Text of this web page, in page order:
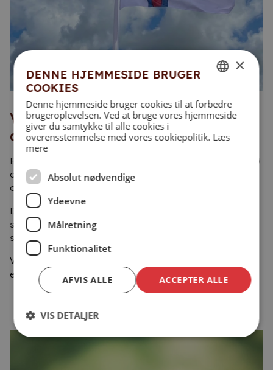
Vísið virðing og samkenslu við
automatiskari flagging
Eins og tað er umráðandi at hátíðarhalda merkisdagar við
at flagga í húnar hátt, er somuleiðis týðandi at vísa virðing
og nýta flaggið, tá ið vit siga farvæl á síðsta sinni.
Deyðanum slepst ikki undan, og við at flagga á hálvari
stong fáa vit sýnt teimum farnu og avvarðandi teirra
samkenslu, virðing og viðurkenning.
Við automatisku flaggstongini hjá Uptimast® ber sjálvandi
eisini til at flagga á hálvari stong.
ENGLISH
×
DENNE HJEMMESIDE BRUGER
COOKIES
Denne hjemmeside bruger cookies til at forbedre
brugeroplevelsen. Ved at bruge vores hjemmeside
giver du samtykke til alle cookies i
overensstemmelse med vores cookiepolitik. Læs
mere
Absolut nødvendige
Ydeevne
Målretning
Funktionalitet
ACCEPTER ALLE
AFVIS ALLE
VIS DETALJER